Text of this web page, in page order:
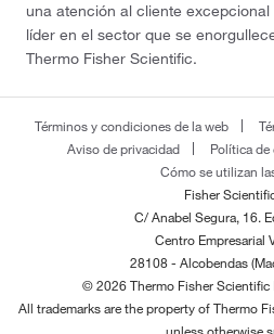
una atención al cliente
líder en el sector que se
Thermo Fisher Scientific.
Términos y condiciones de la web
Aviso de privacidad
Política
Cómo se utilizan
Fisher
C/ Anabel Segura, 16.
Centro Empresarial
28108 - Alcobendas
© 2026 Thermo Fisher Scientific
All trademarks are the property of Thermo